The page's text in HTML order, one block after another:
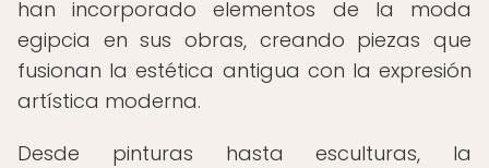
han incorporado elementos de la moda
egipcia en sus obras, creando piezas que
fusionan la estética antigua con la expresión
artística moderna.
Desde pinturas hasta esculturas, la